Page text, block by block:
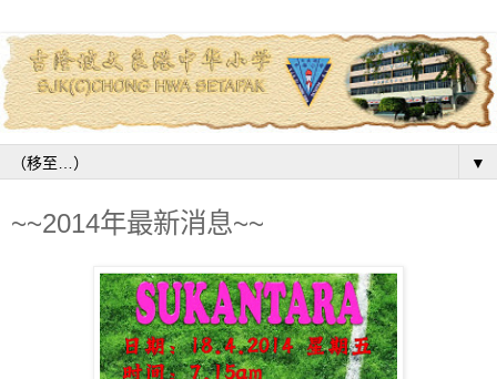
▼
~~2014年最新消息~~